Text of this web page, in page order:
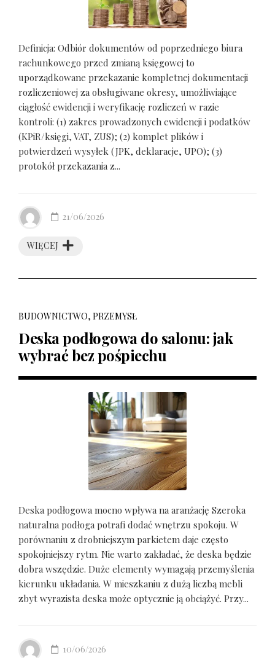
Definicja: Odbiór dokumentów od poprzedniego biura
rachunkowego przed zmianą księgowej to
uporządkowane przekazanie kompletnej dokumentacji
rozliczeniowej za obsługiwane okresy, umożliwiające
ciągłość ewidencji i weryfikację rozliczeń w razie
kontroli: (1) zakres prowadzonych ewidencji i podatków
(KPiR/księgi, VAT, ZUS); (2) komplet plików i
potwierdzeń wysyłek (JPK, deklaracje, UPO); (3)
protokół przekazania z...
WIĘCEJ
21/06/2026
BUDOWNICTWO, PRZEMYSŁ
Deska podłogowa do salonu: jak
wybrać bez pośpiechu
Deska podłogowa mocno wpływa na aranżację Szeroka
naturalna podłoga potrafi dodać wnętrzu spokoju. W
porównaniu z drobniejszym parkietem daje często
spokojniejszy rytm. Nie warto zakładać, że deska będzie
dobra wszędzie. Duże elementy wymagają przemyślenia
kierunku układania. W mieszkaniu z dużą liczbą mebli
zbyt wyrazista deska może optycznie ją obciążyć. Przy...
10/06/2026